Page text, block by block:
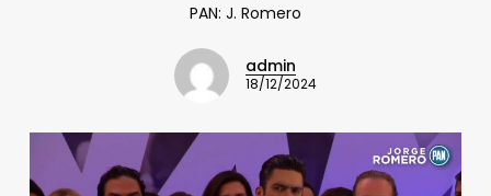
PAN: J. Romero
admin
18/12/2024